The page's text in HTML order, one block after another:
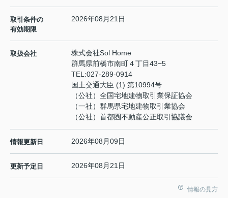
取引条件の
有効期限
2026年08月21日
取扱会社
株式会社Sol Home
群馬県前橋市南町４丁目43−5
TEL:027-289-0914
国土交通大臣 (1) 第10994号
（公社）全国宅地建物取引業保証協会
（一社）群馬県宅地建物取引業協会
（公社）首都圏不動産公正取引協議会
情報更新日 2026年08月09日
更新予定日 2026年08月21日
情報の見方